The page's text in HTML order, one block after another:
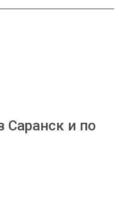
нет.
Саранск и по